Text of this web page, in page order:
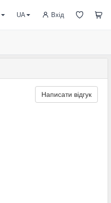
Вхід
UA
Написати відгук